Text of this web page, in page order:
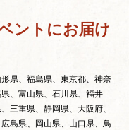
ントにお届け
県、福島県、東京都、神奈
、富山県、石川県、福井
三重県、静岡県、大阪府、
島県、岡山県、山口県、鳥